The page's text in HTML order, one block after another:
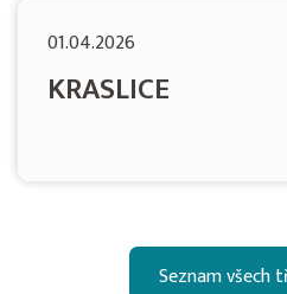
01.04.2026
KRASLICE
Seznam všech